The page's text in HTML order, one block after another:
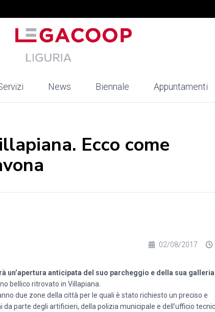
News Biennale Appuntamenti
Ecco come
02/08/2017
un’apertura anticipata del suo parcheggio e della sua galleria
bellico ritrovato in Villapiana.
due zone della città per le quali è stato richiesto un preciso e
parte degli artificieri, della polizia municipale e dell’ufficio